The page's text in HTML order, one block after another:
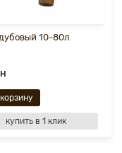
10-80л
купить в 1 клик